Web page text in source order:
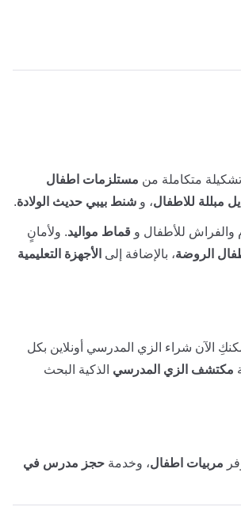
متكاملة من مستلزمات اطفال
مبللة للاطفال، و شنط بيبي حديث الولادة.
والفراش للأطفال و قماط مواليد. ولأمانٍ
الروضة، بالإضافة إلى الأجهزة التعليمية
الآن شراء الزي المدرسي أونلاين بكل
مكتشف الزي المدرسي الذكية البحث
مربيات اطفال، وخدمة حجز مدرس في